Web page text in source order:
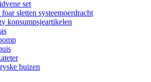
set
sletten systeemoerdracht
konsumpsjeartikelen
buizen